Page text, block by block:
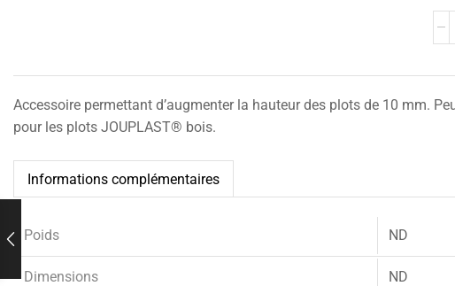
Accessoire permettant d’augmenter la hauteur des plots de 10 mm.
pour les plots JOUPLAST® bois.
Informations complémentaires
Poids ND
Dimensions ND